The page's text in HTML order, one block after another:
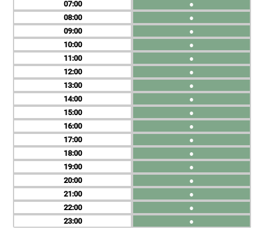
07
08
09
10
11
12
13
14
15
16
17
18
19
20
21
22
23
●
●
●
●
●
●
●
●
●
●
●
●
●
●
●
●
●